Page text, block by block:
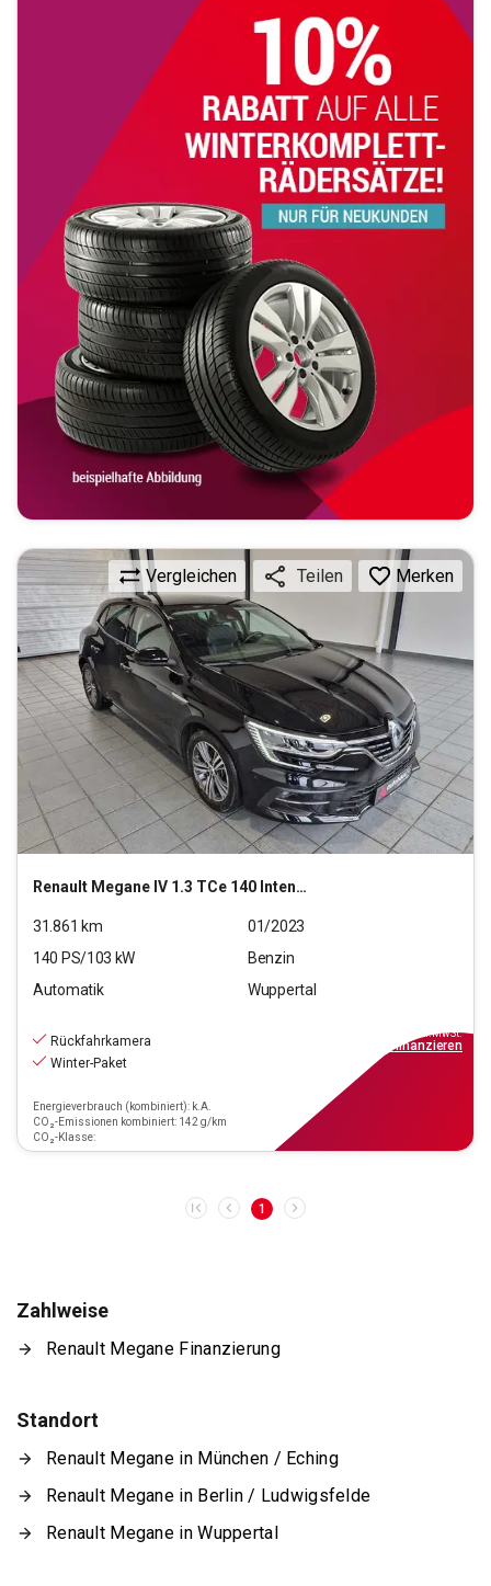
Renault Megane IV 1.3 TCe 140 Intens GPF (EURO 6d)
Vergleichen Teilen Merken
31.861 km
01/2023
140 PS/103 kW
Benzin
Automatik
Wuppertal
Rückfahrkamera
Winter-Paket
Energieverbrauch (kombiniert): k.A.
CO₂-Emissionen kombiniert: 142 g/km
CO₂-Klasse:
inkl.MwSt.
finanzieren
1
Zahlweise
Renault Megane Finanzierung
Standort
Renault Megane in München / Eching
Renault Megane in Berlin / Ludwigsfelde
Renault Megane in Wuppertal